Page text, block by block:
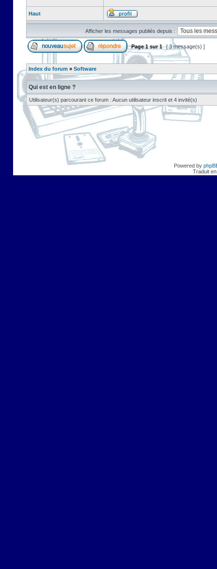
Haut
Afficher les messages publiés depuis :
Page1sur1 [ 3 message(s) ]
Index du forum » Software
Qui est en ligne ?
Utilisateur(s) parcourant ce forum : Aucun utilisateur inscrit et 4 invité(s)
Powered by
Traduit